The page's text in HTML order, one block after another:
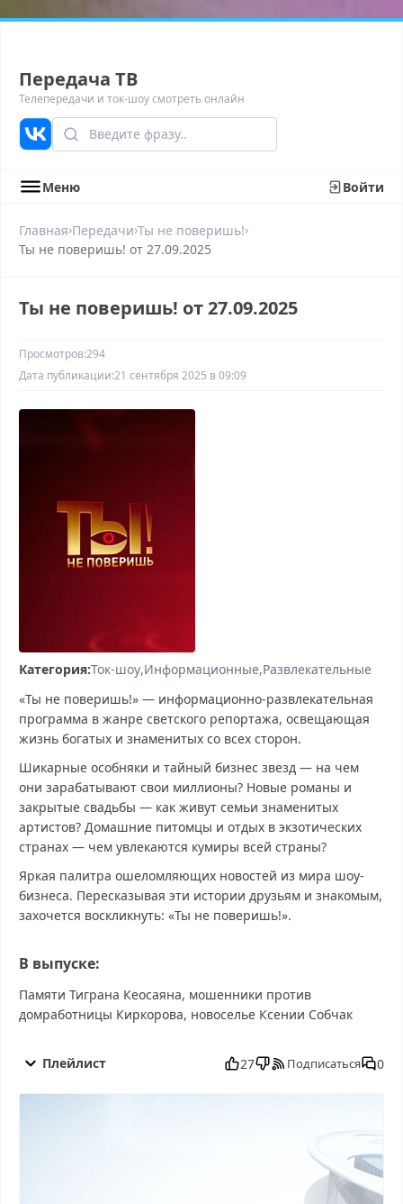
Передача ТВ
Телепередачи и ток-шоу смотреть онлайн
Меню Войти
Главная›Передачи›Ты не поверишь!›
Ты не поверишь! от 27.09.2025
Ты не поверишь! от 27.09.2025
Просмотров:294
Дата публикации:21 сентября 2025 в 09:09
Категория:Ток-шоу Информационные Развлекательные
«Ты не поверишь!» — информационно-развлекательная
программа в жанре светского репортажа, освещающая
жизнь богатых и знаменитых со всех сторон.
Шикарные особняки и тайный бизнес звезд — на чем
они зарабатывают свои миллионы? Новые романы и
закрытые свадьбы — как живут семьи знаменитых
артистов? Домашние питомцы и отдых в экзотических
странах — чем увлекаются кумиры всей страны?
Яркая палитра ошеломляющих новостей из мира шоу-
бизнеса. Пересказывая эти истории друзьям и знакомым,
захочется воскликнуть: «Ты не поверишь!».
В выпуске:
Памяти Тиграна Кеосаяна, мошенники против
домработницы Киркорова, новоселье Ксении Собчак
Ты не поверишь! от 27.09.2025 смотреть онлайн, Ты не
поверишь! от 27.09.2025 последний выпуск, Ты не поверишь!
выпуск онлайн, Ты не поверишь! от 27.09.2025 эфир, Ты не
поверишь! от 27.09.2025 прямо сейчас, Ты не поверишь! от
27.09.2025 телепередача, прямой эфир Ты не поверишь! от
27.09.2025 онлайн бесплатно, программа Ты не поверишь! от
Плейлист 27 Подписаться 0